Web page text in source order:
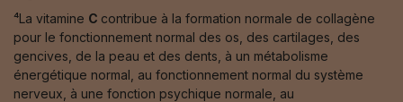
⁴La vitamine C contribue à la formation normale de collagène
pour le fonctionnement normal des os, des cartilages, des
gencives, de la peau et des dents, à un métabolisme
énergétique normal, au fonctionnement normal du système
nerveux, à une fonction psychique normale, au